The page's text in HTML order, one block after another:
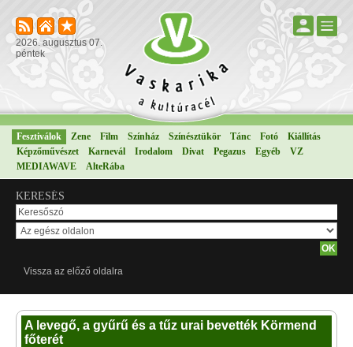
2026. augusztus 07.
péntek
Fesztiválok Zene Film Színház Színésztükör Tánc Fotó
Kiállítás
Képzőművészet
Karnevál Irodalom Divat Pegazus Egyéb
VZ
MEDIAWAVE
AlteRába
KERESÉS
Vissza az előző oldalra
A levegő, a gyűrű és a tűz urai bevették Körmend
főterét